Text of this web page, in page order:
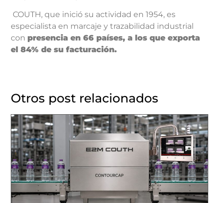
COUTH, que inició su actividad en 1954, es
especialista en marcaje y trazabilidad industrial
conpresencia en 66 países, a los que exporta
el 84% de su facturación.
Otros post relacionados